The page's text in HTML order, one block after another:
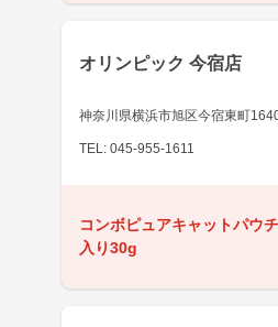
オリンピック 今宿店
神奈川県横浜市旭区今宿東町
TEL: 045-955-1611
コンボピュアキャットパウ
入り30g